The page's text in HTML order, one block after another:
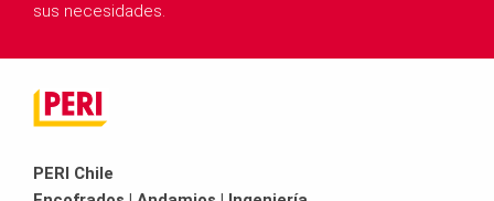
sus necesidades.
PERI Chile